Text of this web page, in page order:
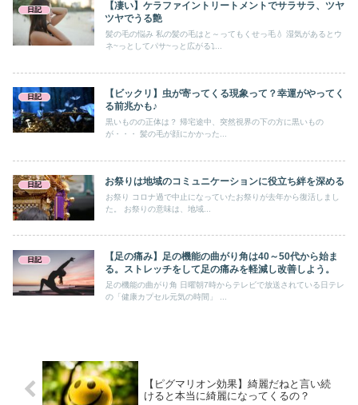
日記
【凄い】ケラファイントリートメントでサラサラ、ツヤ
ツヤでうる艶
髪の毛の悩み 私の髪の毛はと～ってもくせっ毛💧 湿気があるとウ
ネ~っとしてパサ~っと広がる⤵...
日記
【ビックリ】虫が寄ってくる現象って？幸運がやってく
る前兆かも♪
黒いものの正体は？ 帰宅途中、突然視界の下の方に黒いもの
が・・・ 髪の毛が顔にかかった...
日記 お祭りは地域のコミュニケーションに役立ち絆を深める
お祭り コロナ過で中止になっていたお祭りが去年から復活しまし
た。 お祭りの意味は、地域...
日記
【足の痛み】足の機能の曲がり角は40～50代から始ま
る。ストレッチをして足の痛みを軽減し改善しよう。
足の機能の曲がり角 日曜朝7時からテレビで放送されている日テレ
の「健康カプセル元気の時間」 ...
【ピグマリオン効果】綺麗だねと言い続
けると本当に綺麗になってくるの？